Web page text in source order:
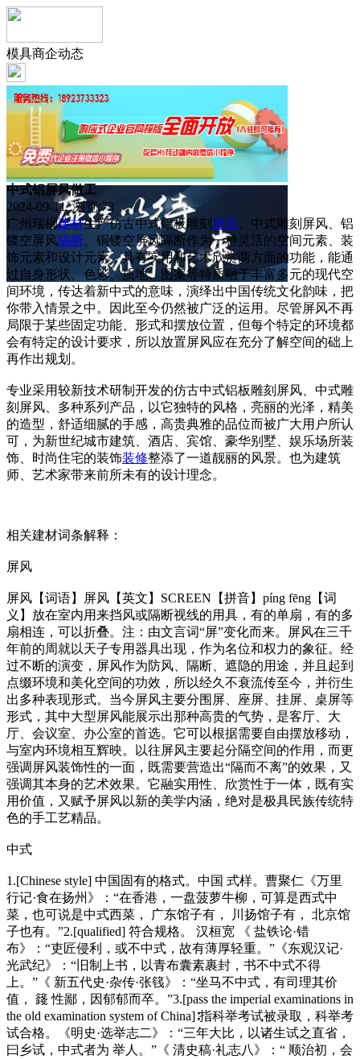
模具商企动态
中式铝屏风做工
2024-09-11 浏览:73
广州瑞榈建材生产仿古中式铝板雕刻 屏风 、中式雕刻屏风、铝
镂空屏风隔断 、铜镂空屏风隔断作为一种灵活的空间元素、装
饰元素和设计元素，具有实用和艺术欣赏两方面的功能，能通
过自身形状、色彩、质地、图案等特质融于丰富多元的现代空
间环境，传达着新中式的意味，演绎出中国传统文化韵味，把
你带入情景之中。因此至今仍然被广泛的运用。尽管屏风不再
局限于某些固定功能、形式和摆放位置，但每个特定的环境都
会有特定的设计要求，所以放置屏风应在充分了解空间的础上
再作出规划。
专业采用较新技术研制开发的仿古中式铝板雕刻屏风、中式雕
刻屏风、多种系列产品，以它独特的风格，亮丽的光泽，精美
的造型，舒适细腻的手感，高贵典雅的品位而被广大用户所认
可，为新世纪城市建筑、酒店、宾馆、豪华别墅、娱乐场所装
饰、时尚住宅的装饰装修整添了一道靓丽的风景。也为建筑
师、艺术家带来前所未有的设计理念。
相关建材词条解释：
屏风
屏风【词语】屏风【英文】SCREEN【拼音】píng fēng【词
义】放在室内用来挡风或隔断视线的用具，有的单扇，有的多
扇相连，可以折叠。注：由文言词“屏”变化而来。屏风在三千
年前的周就以天子专用器具出现，作为名位和权力的象征。经
过不断的演变，屏风作为防风、隔断、遮隐的用途，并且起到
点缀环境和美化空间的功效，所以经久不衰流传至今，并衍生
出多种表现形式。当今屏风主要分围屏、座屏、挂屏、桌屏等
形式，其中大型屏风能展示出那种高贵的气势，是客厅、大
厅、会议室、办公室的首选。它可以根据需要自由摆放移动，
与室内环境相互辉映。以往屏风主要起分隔空间的作用，而更
强调屏风装饰性的一面，既需要营造出“隔而不离”的效果，又
强调其本身的艺术效果。它融实用性、欣赏性于一体，既有实
用价值，又赋予屏风以新的美学内涵，绝对是极具民族传统特
色的手工艺精品。
中式
1.[Chinese style] 中国固有的格式。中国 式样。曹聚仁《万里
行记·食在扬州》：“在香港，一盘菠萝牛柳，可算是西式中
菜，也可说是中式西菜， 广东馆子有， 川扬馆子有， 北京馆
子也有。”2.[qualified] 符合规格。 汉桓宽 《 盐铁论·错
布》：“吏匠侵利，或不中式，故有薄厚轻重。”《东观汉记·
光武纪》：“旧制上书，以青布囊素裹封，书不中式不得
上。”《 新五代史·杂传·张篯》：“坐马不中式，有司理其价
值， 籛 性鄙，因郁郁而卒。”3.[pass the imperial examinations in
the old examination system of China]∶指科举考试被录取，科举考
试合格。《明史·选举志二》：“三年大比，以诸生试之直省，
曰乡试，中式者为 举人。”《 清史稿·礼志八》：“ 顺治初，会